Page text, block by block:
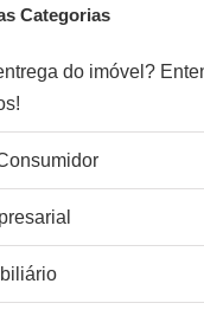
Categorias
do imóvel?